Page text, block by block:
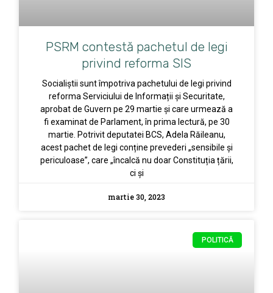
PSRM contestă pachetul de legi
privind reforma SIS
Socialiștii sunt împotriva pachetului de legi privind
reforma Serviciului de Informații și Securitate,
aprobat de Guvern pe 29 martie și care urmează a
fi examinat de Parlament, în prima lectură, pe 30
martie. Potrivit deputatei BCS, Adela Răileanu,
acest pachet de legi conține prevederi „sensibile și
periculoase”, care „încalcă nu doar Constituția țării,
ci și
martie 30, 2023
POLITICĂ